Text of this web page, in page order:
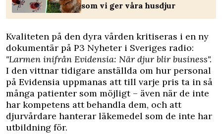
som vi ger våra husdjur
Kvaliteten på den dyra vården kritiseras i en ny
dokumentär på P3 Nyheter i Sveriges radio:
"Larmen inifrån Evidensia: När djur blir business".
I den vittnar tidigare anställda om hur personal
på Evidensia uppmanas att till varje pris ta in så
många patienter som möjligt – även när de inte
har kompetens att behandla dem, och att
djurvårdare hanterar läkemedel som de inte har
utbildning för.